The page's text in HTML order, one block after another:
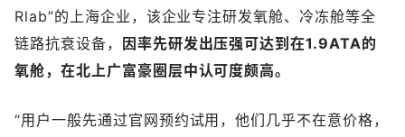
Rlab”的上海企业，该企业专注研发氧舱、冷冻舱等全
链路抗衰设备，
因率先研发出压强可达到在1.9ATA的
氧舱，在北上广富豪圈层中认可度颇高。
“用户一般先通过官网预约试用，他们几乎不在意价格，